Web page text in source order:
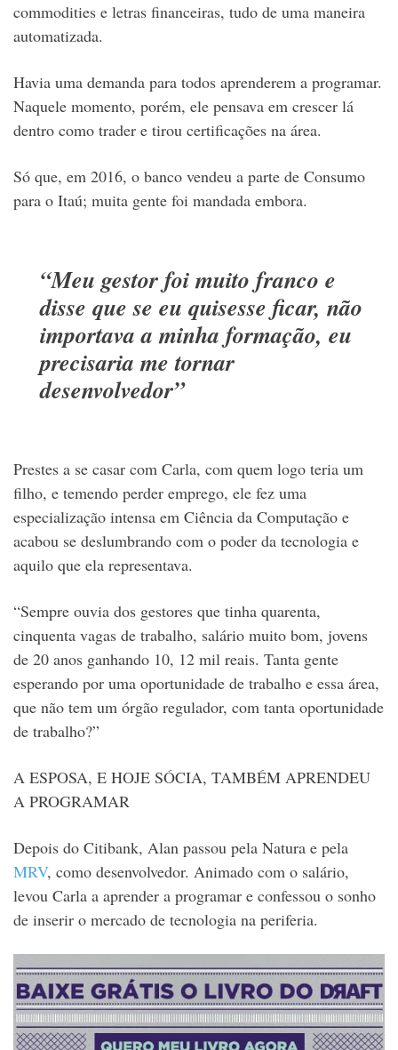
commodities e letras financeiras, tudo de uma maneira
automatizada.
Havia uma demanda para todos aprenderem a programar.
Naquele momento, porém, ele pensava em crescer lá
dentro como trader e tirou certificações na área.
Só que, em 2016, o banco vendeu a parte de Consumo
para o Itaú; muita gente foi mandada embora.
“Meu gestor foi muito franco e
disse que se eu quisesse ficar, não
importava a minha formação, eu
precisaria me tornar
desenvolvedor”
Prestes a se casar com Carla, com quem logo teria um
filho, e temendo perder emprego, ele fez uma
especialização intensa em Ciência da Computação e
acabou se deslumbrando com o poder da tecnologia e
aquilo que ela representava.
“Sempre ouvia dos gestores que tinha quarenta,
cinquenta vagas de trabalho, salário muito bom, jovens
de 20 anos ganhando 10, 12 mil reais. Tanta gente
esperando por uma oportunidade de trabalho e essa área,
que não tem um órgão regulador, com tanta oportunidade
de trabalho?”
A ESPOSA, E HOJE SÓCIA, TAMBÉM APRENDEU
A PROGRAMAR
Depois do Citibank, Alan passou pela Natura e pela
MRV, como desenvolvedor. Animado com o salário,
levou Carla a aprender a programar e confessou o sonho
de inserir o mercado de tecnologia na periferia.